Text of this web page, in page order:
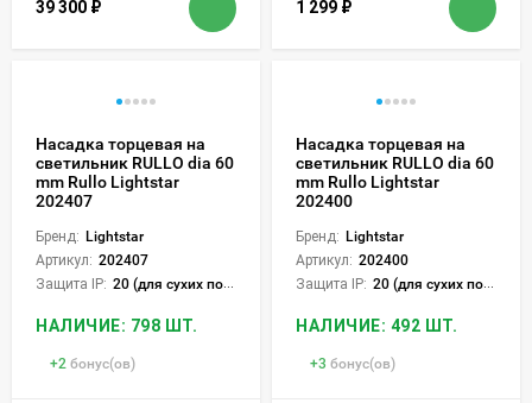
39 300 ₽ 1 299 ₽
Насадка торцевая на
светильник RULLO dia 60
mm Rullo Lightstar
202407
Бренд: Lightstar
Артикул: 202407
Защита IP: 20 (для сухих пом.)
НАЛИЧИЕ: 798 ШТ.
+2 бонус(ов)
Насадка торцевая на
светильник RULLO dia 60
mm Rullo Lightstar
202400
Бренд: Lightstar
Артикул: 202400
Защита IP: 20 (для сухих пом.)
НАЛИЧИЕ: 492 ШТ.
+3 бонус(ов)